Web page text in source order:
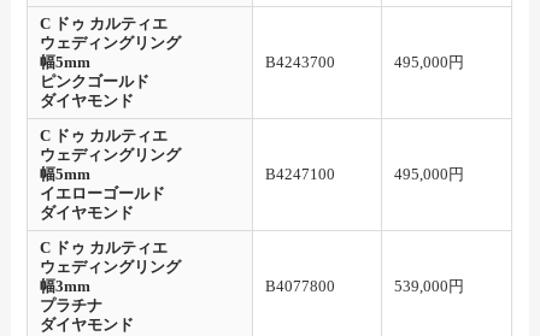
C ドゥ カルティエ
ウェディングリング
幅5mm
ピンクゴールド
ダイヤモンド
B4243700 495,000円
C ドゥ カルティエ
ウェディングリング
幅5mm
イエローゴールド
ダイヤモンド
B4247100 495,000円
C ドゥ カルティエ
ウェディングリング
幅3mm
プラチナ
ダイヤモンド
B4077800 539,000円